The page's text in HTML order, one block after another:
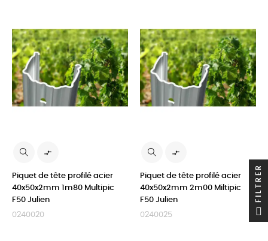

Piquet de tête profilé acier
40x50x2mm 1m80 Multipic
F50 Julien
0240020

Piquet de tête profilé acier
40x50x2mm 2m00 Miltipic
F50 Julien
0240025
FILTRER